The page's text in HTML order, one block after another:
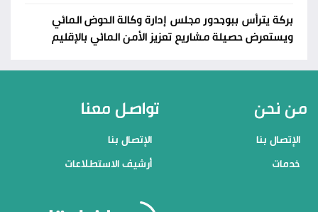
بركة يترأس ببوجدور مجلس إدارة وكالة الحوض المائي
ويستعرض حصيلة مشاريع تعزيز الأمن المائي بالإقليم
من نحن
الإتصال بنا
خدمات
تواصل معنا
الإتصال بنا
أرشيف الاستطلاعات